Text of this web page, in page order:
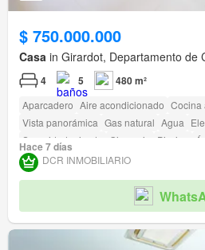
$ 750.000.000
Casa in Girardot, Departamento de
4 5 480 m²
Aparcadero Aire acondicionado Cocina
Vista panorámica Gas natural Agua
Seguridad privada
Gimnasio Piscina
Hace 7 días
DCR INMOBILIARIO